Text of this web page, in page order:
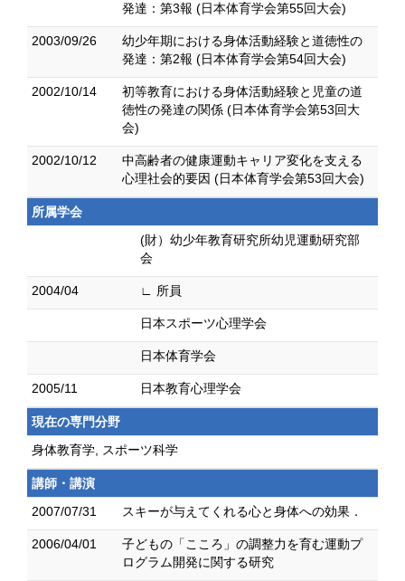
発達：第3報 (日本体育学会第55回大会)
2003/09/26
幼少年期における身体活動経験と道徳性の
発達：第2報 (日本体育学会第54回大会)
2002/10/14
初等教育における身体活動経験と児童の道
徳性の発達の関係 (日本体育学会第53回大
会)
2002/10/12
中高齢者の健康運動キャリア変化を支える
心理社会的要因 (日本体育学会第53回大会)
所属学会
(財）幼少年教育研究所幼児運動研究部
会
2004/04 ∟ 所員
日本スポーツ心理学会
日本体育学会
2005/11 日本教育心理学会
現在の専門分野
身体教育学, スポーツ科学
講師・講演
2007/07/31
スキーが与えてくれる心と身体への効果．
2006/04/01
子どもの「こころ」の調整力を育む運動プ
ログラム開発に関する研究